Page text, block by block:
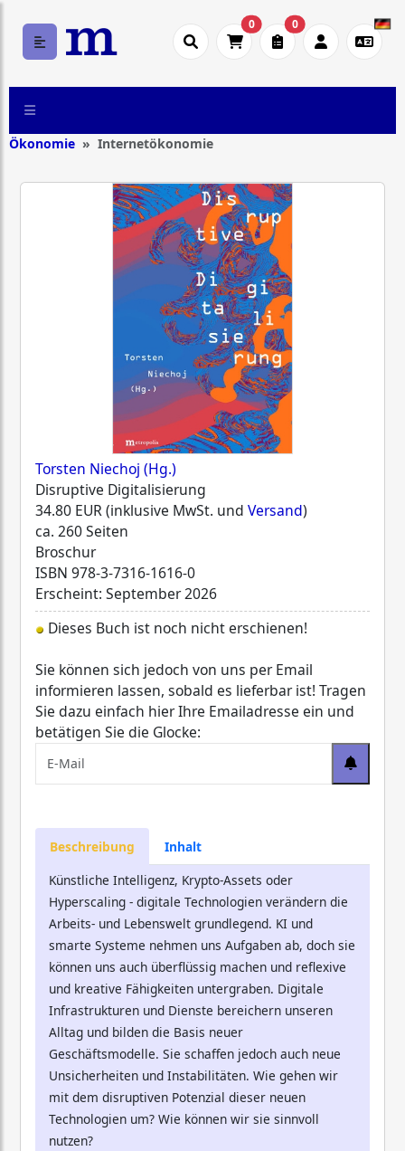
0 0
Ökonomie Internetökonomie
Torsten Niechoj (Hg.)
Disruptive Digitalisierung
34.80 EUR (inklusive MwSt. und Versand)
ca. 260 Seiten
Broschur
ISBN 978-3-7316-1616-0
Erscheint: September 2026
Dieses Buch ist noch nicht erschienen!
Sie können sich jedoch von uns per Email
informieren lassen, sobald es lieferbar ist! Tragen
Sie dazu einfach hier Ihre Emailadresse ein und
betätigen Sie die Glocke:
Beschreibung
Inhalt
Künstliche Intelligenz, Krypto-Assets oder
Hyperscaling - digitale Technologien verändern die
Arbeits- und Lebenswelt grundlegend. KI und
smarte Systeme nehmen uns Aufgaben ab, doch sie
können uns auch überflüssig machen und reflexive
und kreative Fähigkeiten untergraben. Digitale
Infrastrukturen und Dienste bereichern unseren
Alltag und bilden die Basis neuer
Geschäftsmodelle. Sie schaffen jedoch auch neue
Unsicherheiten und Instabilitäten. Wie gehen wir
mit dem disruptiven Potenzial dieser neuen
Technologien um? Wie können wir sie sinnvoll
nutzen?